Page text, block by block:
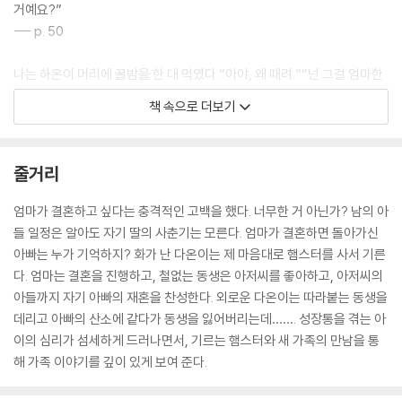
거예요?”
--- p. 50
나는 하온이 머리에 꿀밤을 한 대 먹였다.“아야, 왜 때려.”“넌 그걸 엄마한
테 쪼르르 가서 이르냐?”“헤헤, 잘 해결됐으면 됐잖아. 엄마가 부탁하는
게 그렇게 어려운 일도 아니고.”됐다. 말을 말자. 자신에게 별일 아니라고
--- p. 79
나는 엄마가 결혼하면 아저씨에게 아빠의 자리를 내어 줘야 한다고 생각했
다. 나는 아저씨의 딸이 되는 것이고, 아저씨가 아빠가 되는 것이라고 생각
했다. 하지만 아빠는 아빠고, 아저씨는 아저씨다. 아저씨를 가족으로 맞는
다고 해도 아빠의 자리를 내어 줄 필요는 없다. 아빠는 예전 모습 그대로 내
안에 간직하고 추억하면 되는 것이다.
--- p. 149
책 속으로 더보기
줄거리
엄마가 결혼하고 싶다는 충격적인 고백을 했다. 너무한 거 아닌가? 남의 아
들 일정은 알아도 자기 딸의 사춘기는 모른다. 엄마가 결혼하면 돌아가신
아빠는 누가 기억하지? 화가 난 다온이는 제 마음대로 햄스터를 사서 기른
다. 엄마는 결혼을 진행하고, 철없는 동생은 아저씨를 좋아하고, 아저씨의
아들까지 자기 아빠의 재혼을 찬성한다. 외로운 다온이는 따라붙는 동생을
데리고 아빠의 산소에 같다가 동생을 잃어버리는데……. 성장통을 겪는 아
이의 심리가 섬세하게 드러나면서, 기르는 햄스터와 새 가족의 만남을 통
해 가족 이야기를 깊이 있게 보여 준다.